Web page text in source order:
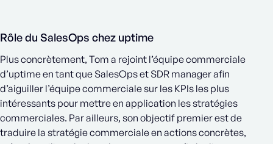
Rôle du SalesOps chez uptime
Plus concrètement, Tom a rejoint l’équipe commerciale
d’uptime en tant que SalesOps et SDR manager afin
d’aiguiller l’équipe commerciale sur les KPIs les plus
intéressants pour mettre en application les stratégies
commerciales. Par ailleurs, son objectif premier est de
traduire la stratégie commerciale en actions concrètes,